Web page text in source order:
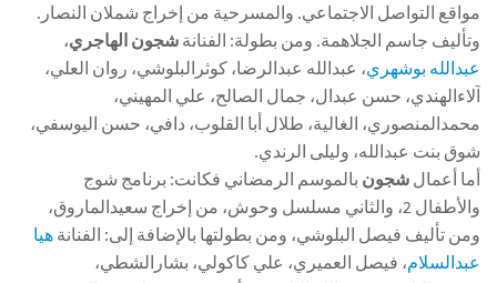
مواقع التواصل الاجتماعي. والمسرحية من ﺇﺧﺮاﺝ شملان النصار.
وﺗﺄﻟﻴﻒ جاسم الجلاهمة. ومن بطولة: الفنانة شجون الهاجري،
عبدالله بوشهري، عبدالله عبدالرضا، كوثرالبلوشي، روان العلي،
آلاءالهندي، حسن عبدال، جمال الصالح، علي المهيني،
محمدالمنصوري، الغالية، طلال أبا القلوب، دافي، حسن اليوسفي،
شوق بنت عبدالله، وليلى الرندي.
أما أعمال شجون بالموسم الرمضاني فكانت: برنامج شوج
والأطفال 2، والثاني مسلسل وحوش، من إﺧﺮاﺝ سعيدالماروق،
ومن ﺗﺄﻟﻴﻒ فيصل البلوشي، ومن بطولتها بالإضافة إلى: الفنانة هيا
عبدالسلام، فيصل العميري، علي كاكولي، بشارالشطي،